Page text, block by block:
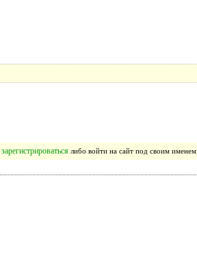
зарегистрироваться либо войти на сайт под своим именем.